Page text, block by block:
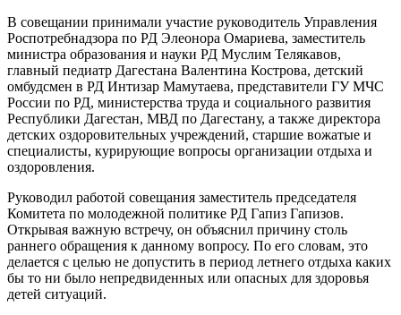
В совещании принимали участие руководитель Управления
Роспотребнадзора по РД Элеонора Омариева, заместитель
министра образования и науки РД Муслим Телякавов,
главный педиатр Дагестана Валентина Кострова, детский
омбудсмен в РД Интизар Мамутаева, представители ГУ МЧС
России по РД, министерства труда и социального развития
Республики Дагестан, МВД по Дагестану, а также директора
детских оздоровительных учреждений, старшие вожатые и
специалисты, курирующие вопросы организации отдыха и
оздоровления.
Руководил работой совещания заместитель председателя
Комитета по молодежной политике РД Гапиз Гапизов.
Открывая важную встречу, он объяснил причину столь
раннего обращения к данному вопросу. По его словам, это
делается с целью не допустить в период летнего отдыха каких
бы то ни было непредвиденных или опасных для здоровья
детей ситуаций.